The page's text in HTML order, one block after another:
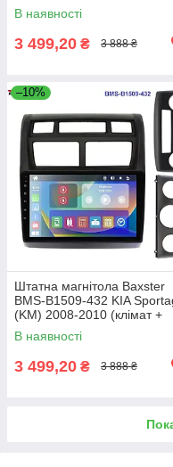
В наявності
3 499,20 ₴ 3 888 ₴
–10%
Штатна магнітола Baxster
BMS-B1509-432 KIA
(KM) 2008-2010 (клімат +
конд.)
В наявності
3 499,20 ₴ 3 888 ₴